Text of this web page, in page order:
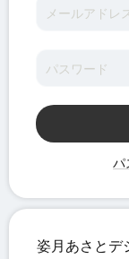
パ